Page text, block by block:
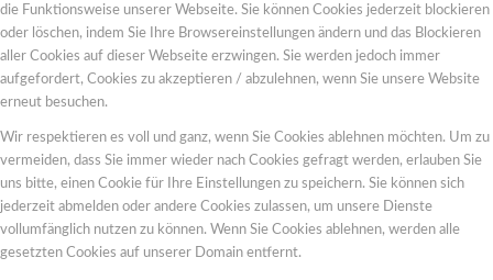
die Funktionsweise unserer Webseite. Sie können Cookies jederzeit blockieren
oder löschen, indem Sie Ihre Browsereinstellungen ändern und das Blockieren
aller Cookies auf dieser Webseite erzwingen. Sie werden jedoch immer
aufgefordert, Cookies zu akzeptieren / abzulehnen, wenn Sie unsere Website
erneut besuchen.
Wir respektieren es voll und ganz, wenn Sie Cookies ablehnen möchten. Um zu
vermeiden, dass Sie immer wieder nach Cookies gefragt werden, erlauben Sie
uns bitte, einen Cookie für Ihre Einstellungen zu speichern. Sie können sich
jederzeit abmelden oder andere Cookies zulassen, um unsere Dienste
vollumfänglich nutzen zu können. Wenn Sie Cookies ablehnen, werden alle
gesetzten Cookies auf unserer Domain entfernt.